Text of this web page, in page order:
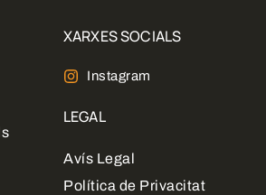
XARXES SOCIALS
Instagram
LEGAL
Avís Legal
Política de Privacitat